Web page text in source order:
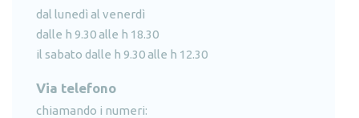
dal lunedì al venerdì
dalle h 9.30 alle h 18.30
il sabato dalle h 9.30 alle h 12.30
Via telefono
chiamando i numeri: